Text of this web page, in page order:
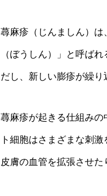
蕁麻疹（じんましん）
（ぼうしん）」と呼ば
だし、新しい膨疹が繰り
蕁麻疹が起きる仕組みの
ト細胞はさまざまな刺
皮膚の血管を拡張させ